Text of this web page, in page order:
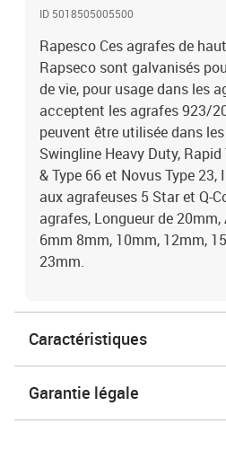
ID 5018505005500
Rapesco Ces agrafes de
Rapseco sont galvanisés
de vie, pour usage dans les
acceptent les agrafes 923/
peuvent être utilisée dans
Swingline Heavy Duty, Rapid
& Type 66 et Novus Type
aux agrafeuses 5 Star et Q-
agrafes, Longueur de
6mm 8mm, 10mm, 12mm,
23mm.
Caractéristiques
Garantie légale